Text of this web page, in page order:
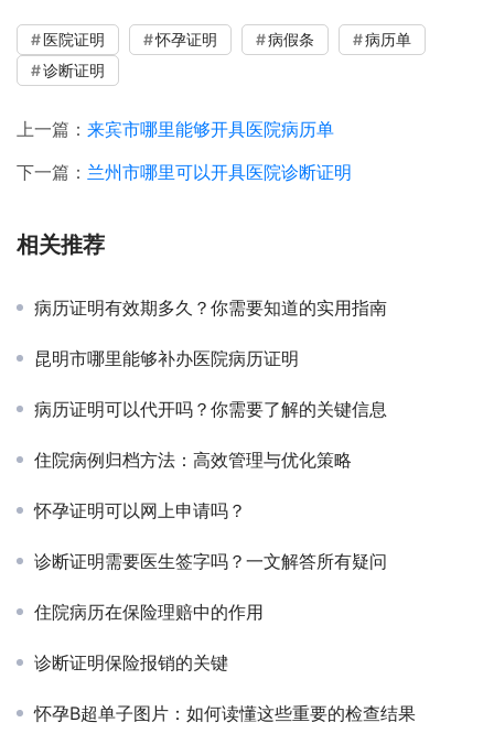
医院证明 怀孕证明 病假条
病历单
诊断证明
上一篇： 来宾市哪里能够开具医院病历单
下一篇： 兰州市哪里可以开具医院诊断证明
相关推荐
病历证明有效期多久？你需要知道的实用指南
昆明市哪里能够补办医院病历证明
病历证明可以代开吗？你需要了解的关键信息
住院病例归档方法：高效管理与优化策略
怀孕证明可以网上申请吗？
诊断证明需要医生签字吗？一文解答所有疑问
住院病历在保险理赔中的作用
诊断证明保险报销的关键
怀孕B超单子图片：如何读懂这些重要的检查结果